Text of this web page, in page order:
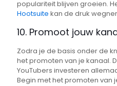
populariteit blijven groeien.
Hootsuite kan de druk
10. Promoot jouw
Zodra je de basis onder de
het promoten van je kanaal.
YouTubers investeren
Begin met het promoten van